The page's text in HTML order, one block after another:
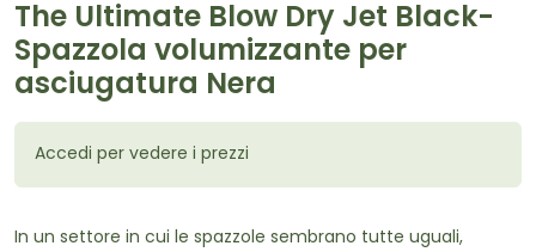
The Ultimate Blow Dry Jet Black-
Spazzola volumizzante per
asciugatura Nera
Accedi per vedere i prezzi
In un settore in cui le spazzole sembrano tutte uguali,